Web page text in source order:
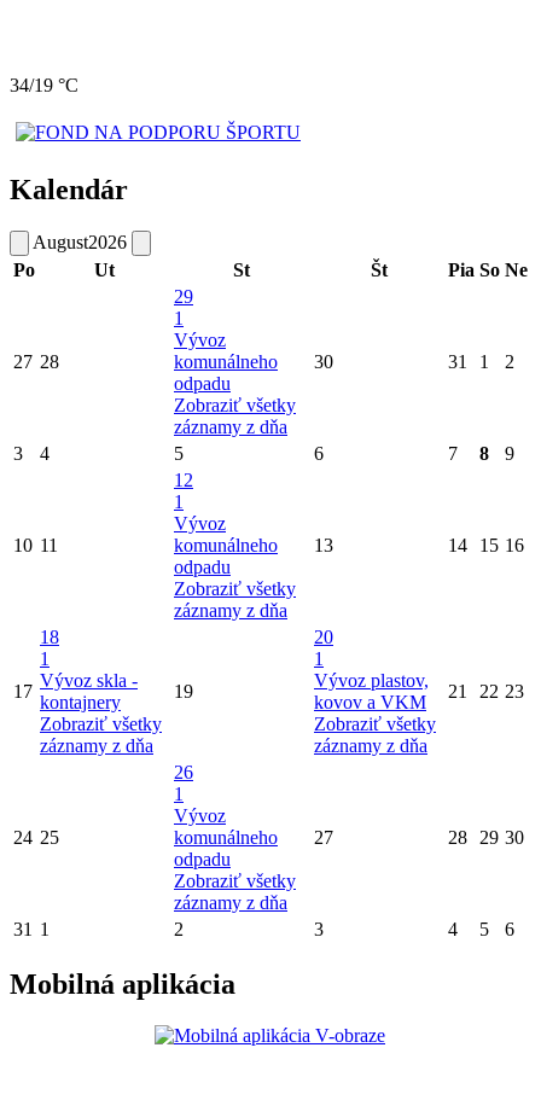
34/19 °C
Kalendár
August2026
Po
Ut St Št Pia So Ne
27 28
29
1
Vývoz
komunálneho
odpadu
Zobraziť všetky
záznamy z dňa
30 31 1 2
3 4 5 6 7 8 9
10 11
12
1
Vývoz
komunálneho
odpadu
Zobraziť všetky
záznamy z dňa
13 14 15 16
17
18
1
Vývoz skla -
kontajnery
Zobraziť všetky
záznamy z dňa
19
20
1
Vývoz plastov,
kovov a VKM
Zobraziť všetky
záznamy z dňa
21 22 23
24 25
26
1
Vývoz
komunálneho
odpadu
Zobraziť všetky
záznamy z dňa
27 28 29 30
31 1 2 3 4 5 6
Mobilná aplikácia